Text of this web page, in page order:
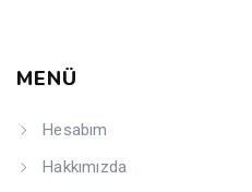
MENÜ
Hesabım
Hakkımızda